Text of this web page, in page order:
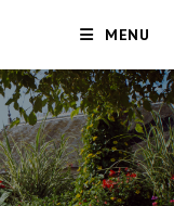
MENU